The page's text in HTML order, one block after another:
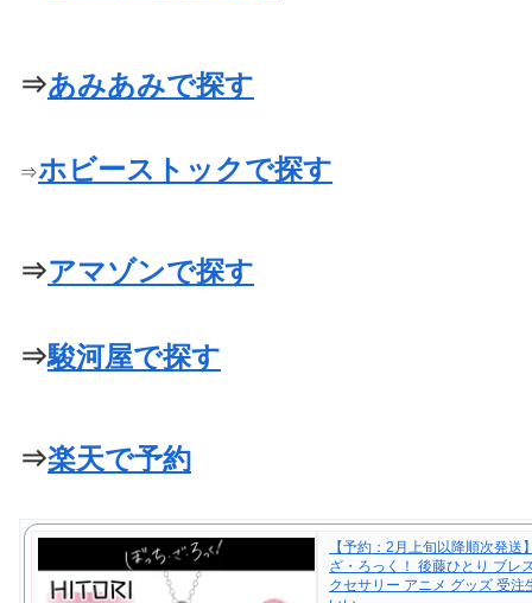
⇒あみあみで探す
⇒ホビーストックで探す
⇒アマゾンで探す
⇒駿河屋で探す
⇒楽天で予約
【予約：2月上旬以降順次発送
ざ・ろっく！ 後藤ひとり ブレ
クセサリー アニメ グッズ 受注